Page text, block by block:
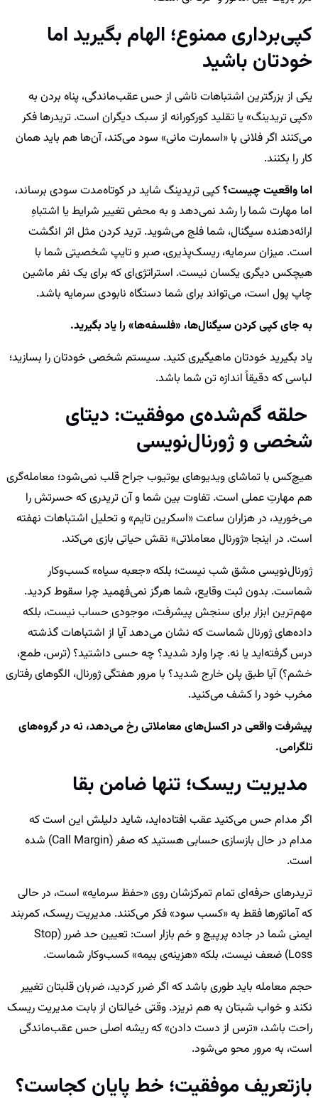
کپی‌برداری ممنوع؛ الهام بگیرید اما
خودتان باشید
یکی از بزرگترین اشتباهات ناشی از حس عقب‌ماندگی، پناه بردن به
«کپی تریدینگ» یا تقلید کورکورانه از سبک دیگران است. تریدرها فکر
می‌کنند اگر فلانی با «اسمارت مانی» سود می‌کند، آن‌ها هم باید همان
کار را بکنند.
اما واقعیت چیست؟کپی تریدینگ شاید در کوتاه‌مدت سودی برساند،
اما مهارت شما را رشد نمی‌دهد و به محض تغییر شرایط یا اشتباهِ
ارائه‌دهنده سیگنال، شما فلج می‌شوید. ترید کردن مثل اثر انگشت
است. میزان سرمایه، ریسک‌پذیری، صبر و تایپ شخصیتی شما با
هیچکس دیگری یکسان نیست. استراتژی‌ای که برای یک نفر ماشین
چاپ پول است، می‌تواند برای شما دستگاه نابودی سرمایه باشد.
به جای کپی کردن سیگنال‌ها، «فلسفه‌ها» را یاد بگیرید.
یاد بگیرید خودتان ماهیگیری کنید. سیستم شخصی خودتان را بسازید؛
لباسی که دقیقاً اندازه تن شما باشد.
حلقه گم‌شده‌ی موفقیت: دیتای
شخصی و ژورنال‌نویسی
هیچ‌کس با تماشای ویدیوهای یوتیوب جراح قلب نمی‌شود؛ معامله‌گری
هم مهارتِ عملی است. تفاوت بین شما و آن تریدری که حسرتش را
می‌خورید، در هزاران ساعت «اسکرین تایم» و تحلیل اشتباهات نهفته
است. در اینجا «ژورنال معاملاتی» نقش حیاتی بازی می‌کند.
ژورنال‌نویسی مشق شب نیست؛ بلکه «جعبه سیاه» کسب‌وکار
شماست. بدون ثبت وقایع، شما هرگز نمی‌فهمید چرا سقوط کردید.
مهم‌ترین ابزار برای سنجش پیشرفت، موجودی حساب نیست، بلکه
داده‌های ژورنال شماست که نشان می‌دهد آیا از اشتباهات گذشته
درس گرفته‌اید یا نه. چرا وارد شدید؟ چه حسی داشتید؟ (ترس، طمع،
خشم؟) آیا طبق پلن خارج شدید؟ با مرور هفتگی ژورنال، الگوهای رفتاری
مخرب خود را کشف می‌کنید.
پیشرفت واقعی در اکسل‌های معاملاتی رخ می‌دهد، نه در گروه‌های
تلگرامی.
مدیریت ریسک؛ تنها ضامن بقا
اگر مدام حس می‌کنید عقب افتاده‌اید، شاید دلیلش این است که
مدام در حال بازسازی حسابی هستید که صفر (Call Margin) شده
است.
تریدرهای حرفه‌ای تمام تمرکزشان روی «حفظ سرمایه» است، در حالی
که آماتورها فقط به «کسب سود» فکر می‌کنند. مدیریت ریسک، کمربند
ایمنی شما در جاده پرپیچ‌ و خم بازار است: تعیین حد ضرر (Stop
Loss) ضعف نیست، بلکه «هزینه‌ی بیمه» کسب‌وکار شماست.
حجم معامله باید طوری باشد که اگر ضرر کردید، ضربان قلبتان تغییر
نکند و خواب شبتان به هم نریزد. وقتی خیالتان از بابت مدیریت ریسک
راحت باشد، «ترس از دست دادن» که ریشه اصلی حس عقب‌ماندگی
است، به مرور محو می‌شود.
بازتعریف موفقیت؛ خط پایان کجاست؟